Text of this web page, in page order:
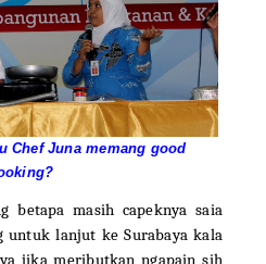
Chef Juna memang good
betapa masih capeknya saia
untuk lanjut ke Surabaya kala
jika meributkan ngapain sih